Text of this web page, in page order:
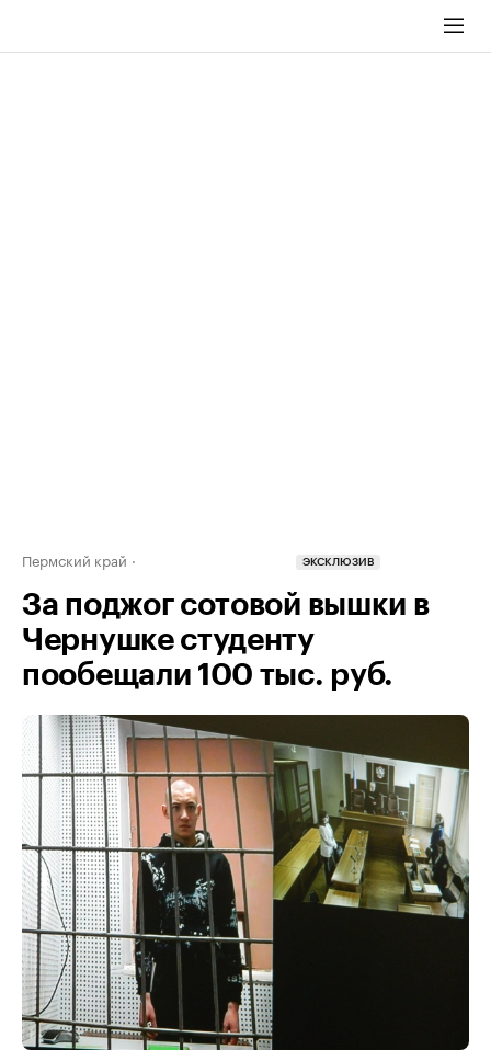
Пермский край ЭКСКЛЮЗИВ
За поджог сотовой вышки в
Чернушке студенту
пообещали 100 тыс. руб.